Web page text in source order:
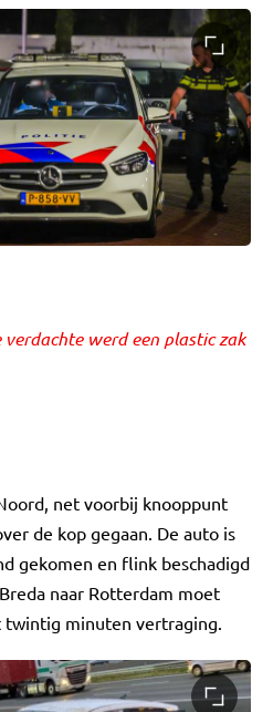
verdachte werd een plastic zak
net voorbij knooppunt
de kop gegaan. De auto is
gekomen en flink beschadigd
naar Rotterdam moet
minuten vertraging.